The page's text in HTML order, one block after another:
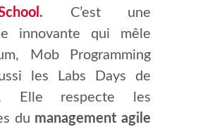
. C’est une
innovante qui mêle
Mob Programming
les Labs Days de
Elle respecte les
du management agile